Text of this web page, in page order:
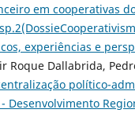
em cooperativas
experiências e
Roque Dallabrida,
político-
- Desenvolvimento